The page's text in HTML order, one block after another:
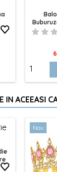
IN ACEEASI
Nou